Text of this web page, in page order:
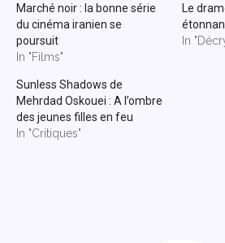
Marché noir : la bonne série
du cinéma iranien se
poursuit
In "Films"
Le
In
Sunless Shadows de
Mehrdad Oskouei : A l’ombre
des jeunes filles en feu
In "Critiques"